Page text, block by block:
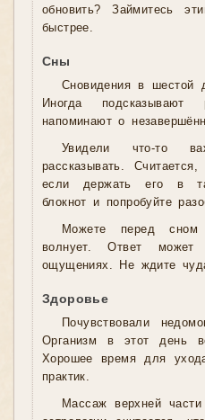
обновить? Займитесь
быстрее.
Сны
Сновидения в шестой
Иногда
напоминают о
Увидели что-то
рассказывать.
если держать его в
блокнот и попробуйте
Можете перед сном
волнует. Ответ
ощущениях. Не ждите
Здоровье
Почувствовали
Организм в этот день
Хорошее время для
практик.
Массаж верхней